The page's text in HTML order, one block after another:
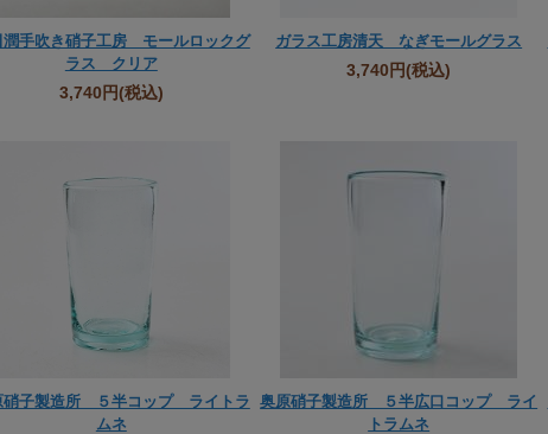
潤手吹き硝子工房 モールロックグ
ラス クリア
3,740円(税込)
ガラス工房清天 なぎモールグラス
3,740円(税込)
硝子製造所 ５半コップ ライトラ
ムネ
奥原硝子製造所 ５半広口コップ ライ
トラムネ